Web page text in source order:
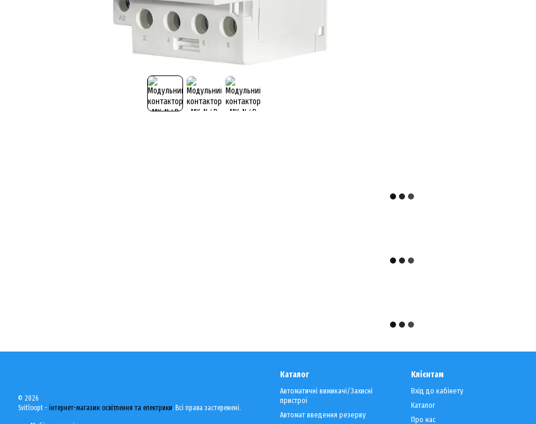
© 2026
Svitloopt - інтернет-магазин освітлення та електрики. Всі права застережені.
Каталог
Автоматичні вимикачі/Захисні
пристрої
Автомат введення резерву
Клієнтам
Вхід до кабінету
Каталог
Про нас